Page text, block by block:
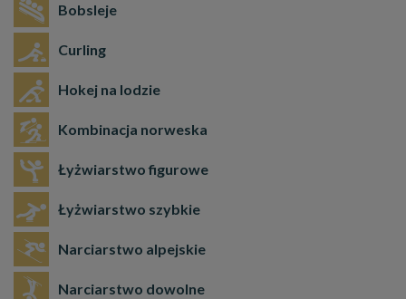
Bobsleje
Curling
Hokej na lodzie
Kombinacja norweska
Łyżwiarstwo figurowe
Łyżwiarstwo szybkie
Narciarstwo alpejskie
Narciarstwo dowolne